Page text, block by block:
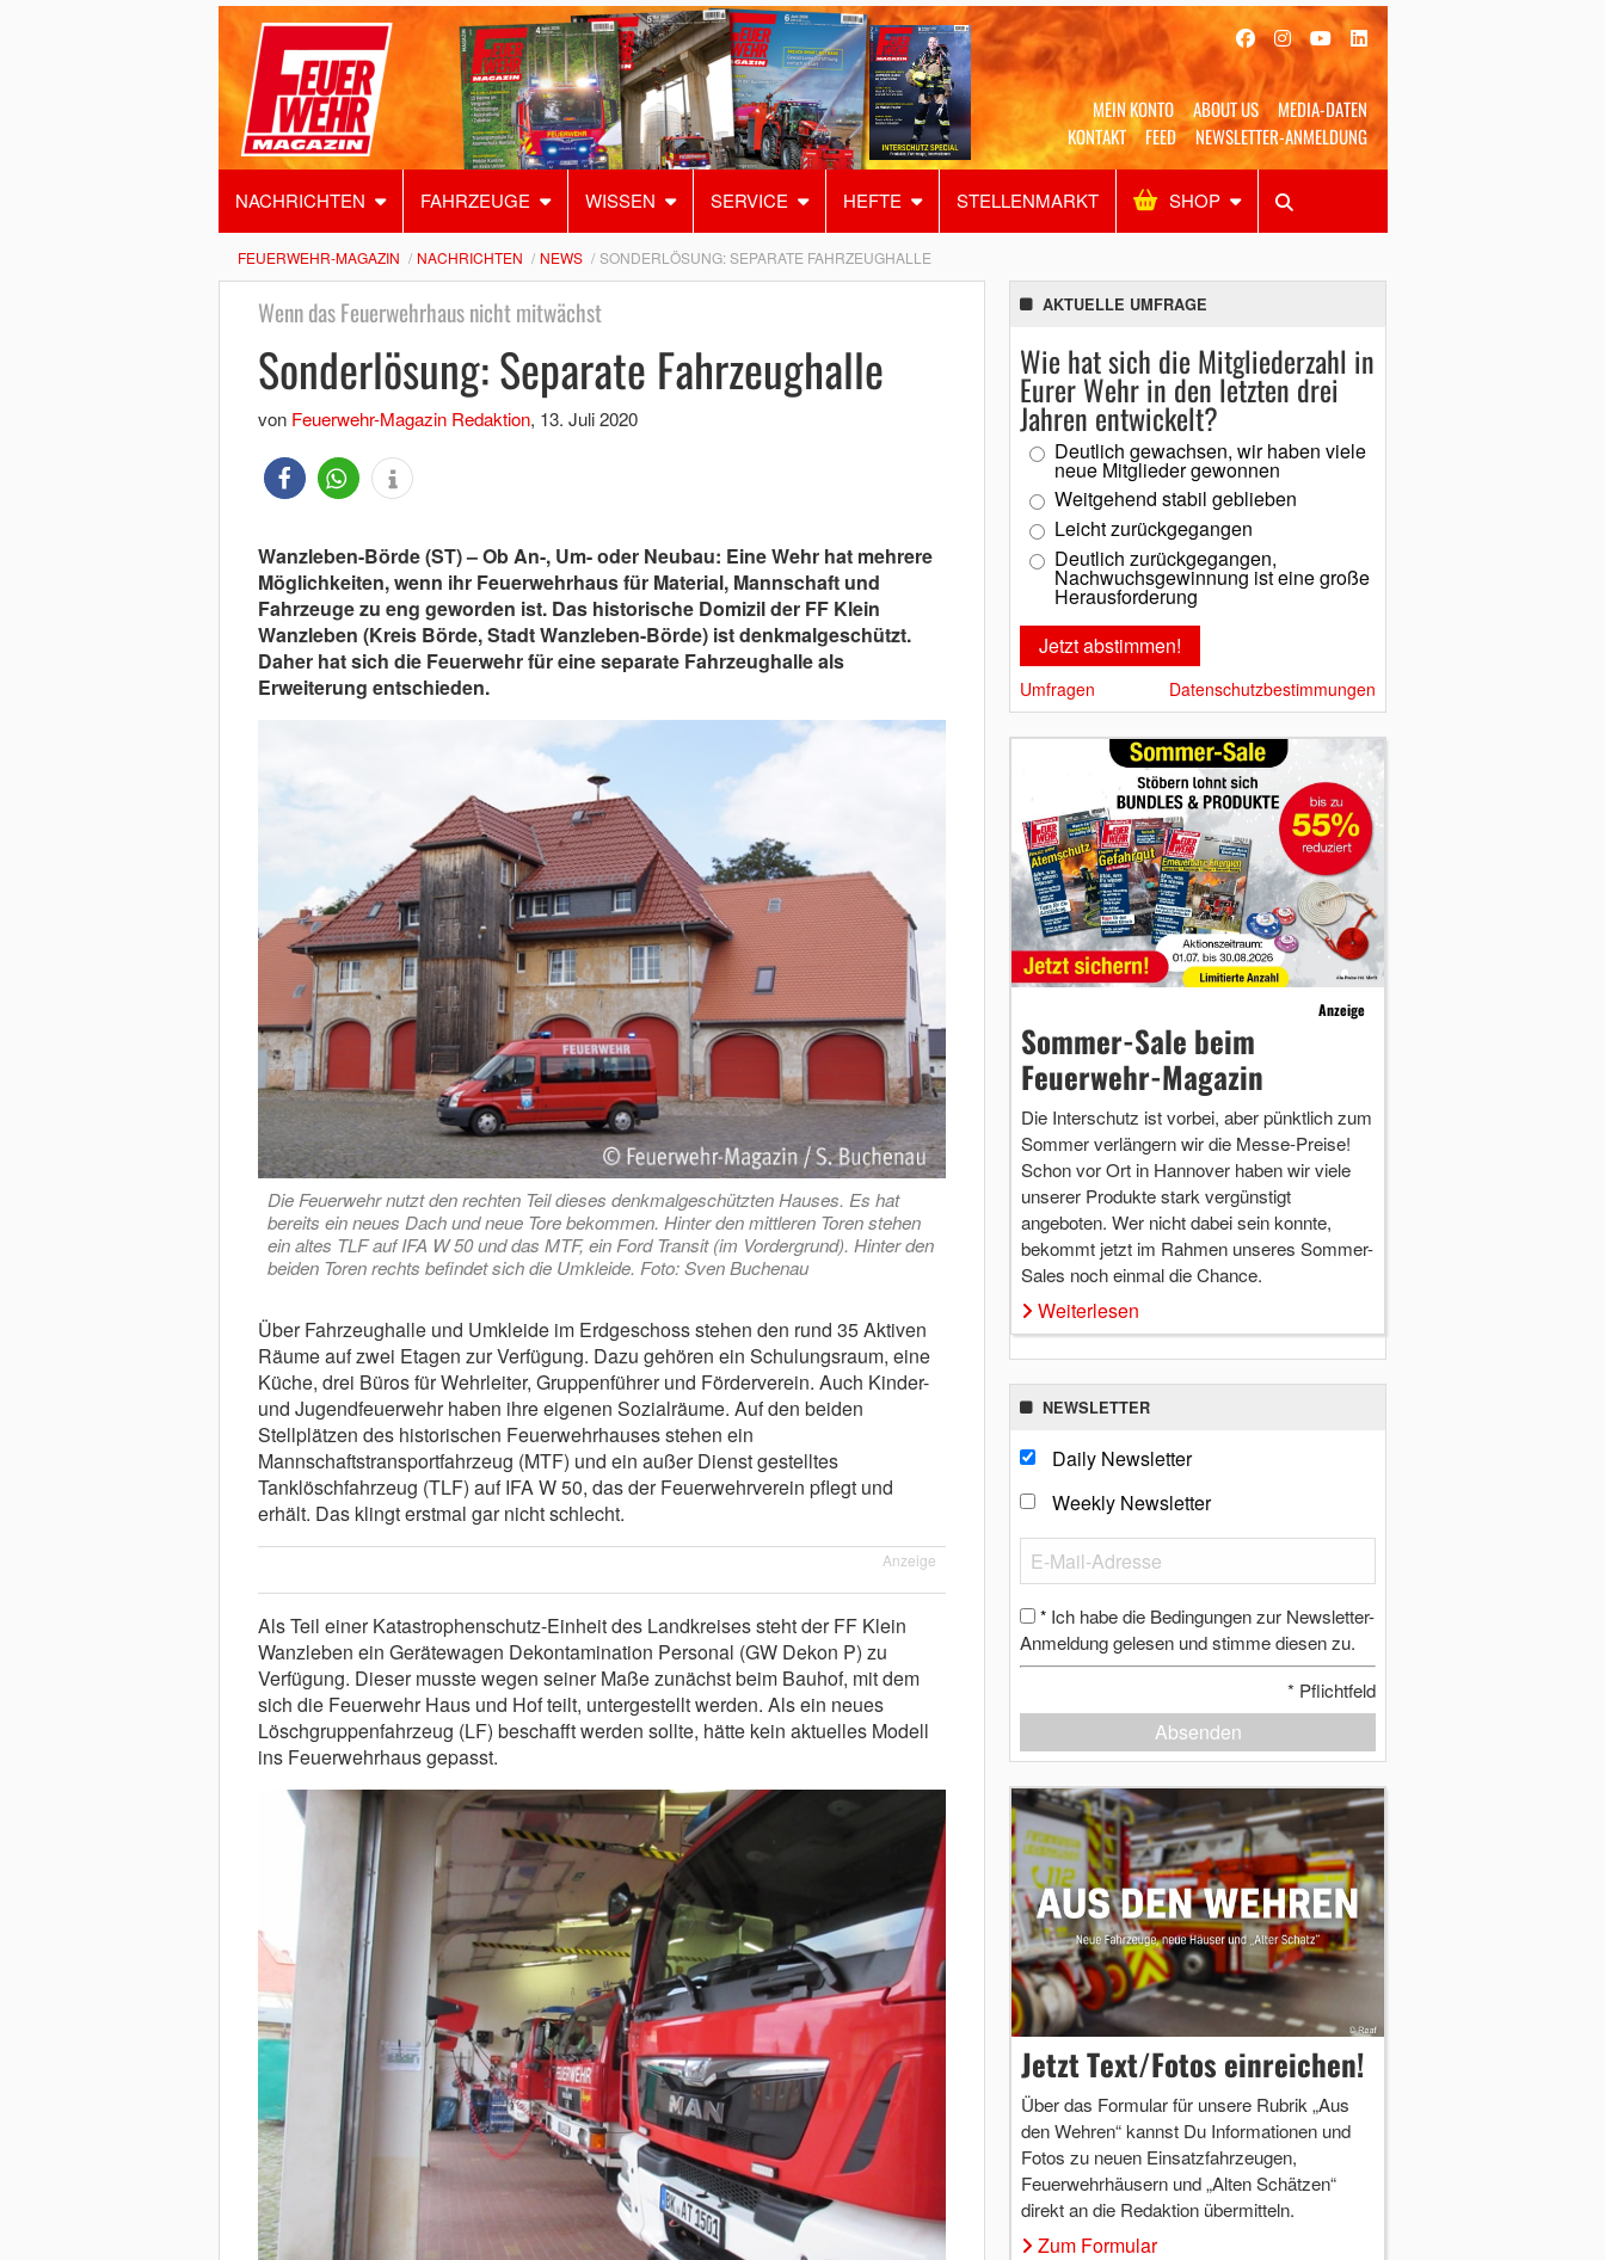
MEIN KONTO ABOUT US
MEDIA-DATEN
KONTAKT
FEED NEWSLETTER-ANMELDUNG
NACHRICHTEN FAHRZEUGE WISSEN SERVICE HEFTE STELLENMARKT SHOP
Alles Shop SUCHEN
FEUERWEHR-MAGAZIN NACHRICHTEN NEWS SONDERLÖSUNG: SEPARATE FAHRZEUGHALLE
Wenn das Feuerwehrhaus nicht mitwächst
Sonderlösung: Separate Fahrzeughalle
von Feuerwehr-Magazin Redaktion, 13. Juli 2020
Wanzleben-Börde (ST) – Ob An-, Um- oder Neubau: Eine Wehr hat mehrere
Möglichkeiten, wenn ihr Feuerwehrhaus für Material, Mannschaft und
Fahrzeuge zu eng geworden ist. Das historische Domizil der FF Klein
Wanzleben (Kreis Börde, Stadt Wanzleben-Börde) ist denkmalgeschützt.
Daher hat sich die Feuerwehr für eine separate Fahrzeughalle als
Erweiterung entschieden.
Die Feuerwehr nutzt den rechten Teil dieses denkmalgeschützten Hauses. Es hat
bereits ein neues Dach und neue Tore bekommen. Hinter den mittleren Toren stehen
ein altes TLF auf IFA W 50 und das MTF, ein Ford Transit (im Vordergrund). Hinter den
beiden Toren rechts befindet sich die Umkleide. Foto: Sven Buchenau
Über Fahrzeughalle und Umkleide im Erdgeschoss stehen den rund 35 Aktiven
Räume auf zwei Etagen zur Verfügung. Dazu gehören ein Schulungsraum, eine
Küche, drei Büros für Wehrleiter, Gruppenführer und Förderverein. Auch Kinder-
und Jugendfeuerwehr haben ihre eigenen Sozialräume. Auf den beiden
Stellplätzen des historischen Feuerwehrhauses stehen ein
Mannschaftstransportfahrzeug (MTF) und ein außer Dienst gestelltes
Tanklöschfahrzeug (TLF) auf IFA W 50, das der Feuerwehrverein pflegt und
erhält. Das klingt erstmal gar nicht schlecht.
Anzeige
Als Teil einer Katastrophenschutz-Einheit des Landkreises steht der FF Klein
Wanzleben ein Gerätewagen Dekontamination Personal (GW Dekon P) zu
Verfügung. Dieser musste wegen seiner Maße zunächst beim Bauhof, mit dem
sich die Feuerwehr Haus und Hof teilt, untergestellt werden. Als ein neues
Löschgruppenfahrzeug (LF) beschafft werden sollte, hätte kein aktuelles Modell
ins Feuerwehrhaus gepasst.
AKTUELLE UMFRAGE
Wie hat sich die Mitgliederzahl in
Eurer Wehr in den letzten drei
Jahren entwickelt?
Deutlich gewachsen, wir haben viele
neue Mitglieder gewonnen
Weitgehend stabil geblieben
Leicht zurückgegangen
Deutlich zurückgegangen,
Nachwuchsgewinnung ist eine große
Herausforderung
Umfragen Datenschutzbestimmungen
Anzeige
Sommer-Sale beim
Feuerwehr-Magazin
Die Interschutz ist vorbei, aber pünktlich zum
Sommer verlängern wir die Messe-Preise!
Schon vor Ort in Hannover haben wir viele
unserer Produkte stark vergünstigt
angeboten. Wer nicht dabei sein konnte,
bekommt jetzt im Rahmen unseres Sommer-
Sales noch einmal die Chance.
Weiterlesen
NEWSLETTER
Daily Newsletter
Weekly Newsletter
* Ich habe die Bedingungen zur Newsletter-
Anmeldung gelesen und stimme diesen zu.
* Pflichtfeld
Absenden
Jetzt Text/Fotos einreichen!
Über das Formular für unsere Rubrik „Aus
den Wehren“ kannst Du Informationen und
Fotos zu neuen Einsatzfahrzeugen,
Feuerwehrhäusern und „Alten Schätzen“
direkt an die Redaktion übermitteln.
Zum Formular